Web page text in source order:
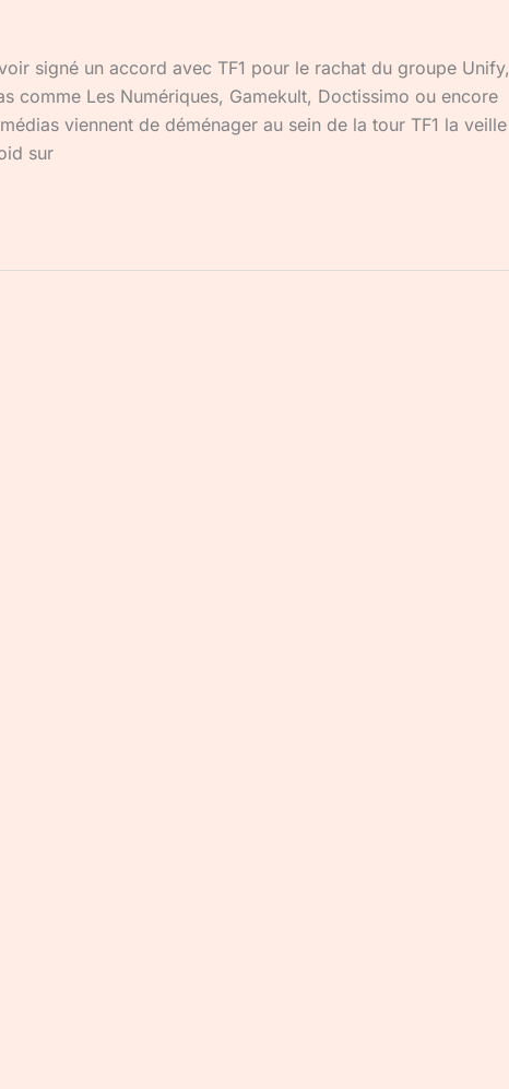
signé un accord avec TF1 pour le rachat du groupe Unify,
comme Les Numériques, Gamekult, Doctissimo ou encore
viennent de déménager au sein de la tour TF1 la veille
sur